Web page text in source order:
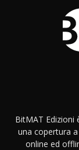
BitMAT Edizioni
una copertura
online ed